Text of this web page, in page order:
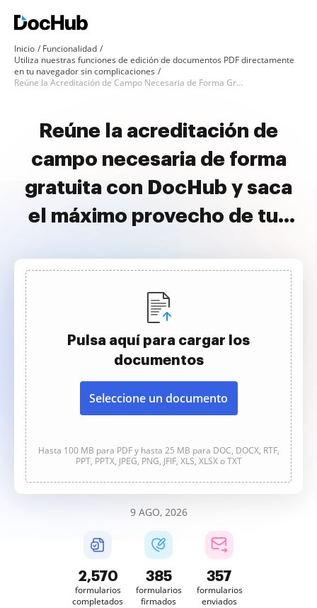
Inicio
Funcionalidad
Utiliza nuestras funciones de edición de documentos PDF directamente
en tu navegador sin complicaciones
Reúne la Acreditación de Campo Necesaria de Forma Gratuita
Reúne la acreditación de
campo necesaria de forma
gratuita con DocHub y saca
el máximo provecho de tus
Pulsa aquí para cargar los
documentos
Seleccione un documento
Hasta 100 MB para PDF y hasta 25 MB para DOC, DOCX, RTF,
PPT, PPTX, JPEG, PNG, JFIF, XLS, XLSX o TXT
9 AGO, 2026
2,570
formularios
completados
385
formularios
firmados
357
formularios
enviados